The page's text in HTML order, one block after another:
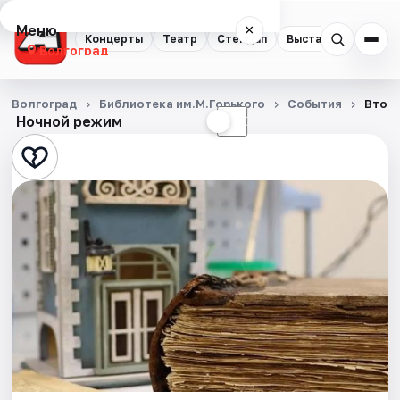
Концерты Театр Стендап Выставки
Меню ×
Волгоград
Концерты
Театр
Стендап
Выставки
Квесты
Экскурсии
Спорт
События
Ночной режим ☾
Волгоград Библиотека им.М.Горького События